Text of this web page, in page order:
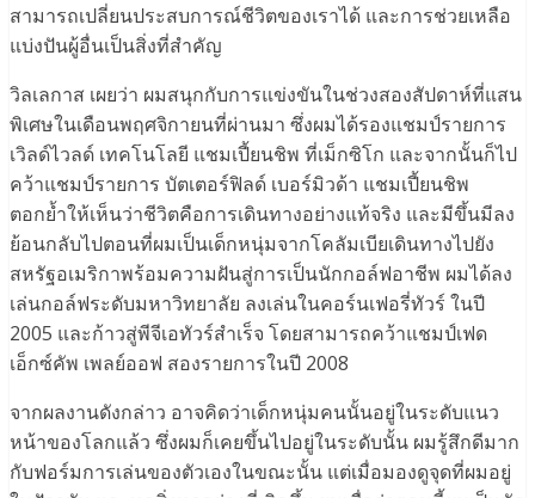
สามารถเปลี่ยนประสบการณ์ชีวิตของเราได้ และการช่วยเหลือ
แบ่งปันผู้อื่นเป็นสิ่งที่สำคัญ
วิลเลกาส เผยว่า ผมสนุกกับการแข่งขันในช่วงสองสัปดาห์ที่แสน
พิเศษในเดือนพฤศจิกายนที่ผ่านมา ซึ่งผมได้รองแชมป์รายการ
เวิลด์ไวลด์ เทคโนโลยี แชมเปี้ยนชิพ ที่เม็กซิโก และจากนั้นก็ไป
คว้าแชมป์รายการ บัตเตอร์ฟิลด์ เบอร์มิวด้า แชมเปี้ยนชิพ
ตอกย้ำให้เห็นว่าชีวิตคือการเดินทางอย่างแท้จริง และมีขึ้นมีลง
ย้อนกลับไปตอนที่ผมเป็นเด็กหนุ่มจากโคลัมเบียเดินทางไปยัง
สหรัฐอเมริกาพร้อมความฝันสู่การเป็นนักกอล์ฟอาชีพ ผมได้ลง
เล่นกอล์ฟระดับมหาวิทยาลัย ลงเล่นในคอร์นเฟอรี่ทัวร์ ในปี
2005 และก้าวสู่พีจีเอทัวร์สำเร็จ โดยสามารถคว้าแชมป์เฟด
เอ็กซ์คัพ เพลย์ออฟ สองรายการในปี 2008
จากผลงานดังกล่าว อาจคิดว่าเด็กหนุ่มคนนั้นอยู่ในระดับแนว
หน้าของโลกแล้ว ซึ่งผมก็เคยขึ้นไปอยู่ในระดับนั้น ผมรู้สึกดีมาก
กับฟอร์มการเล่นของตัวเองในขณะนั้น แต่เมื่อมองดูจุดที่ผมอยู่